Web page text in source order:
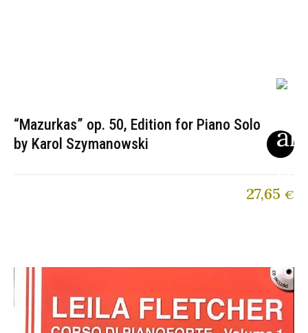
“Mazurkas” op. 50, Edition for Piano Solo
by Karol Szymanowski
27,65 €